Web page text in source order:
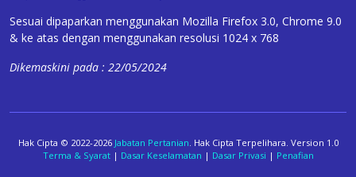
Sesuai dipaparkan menggunakan Mozilla Firefox 3.0, Chrome 9.0
& ke atas dengan menggunakan resolusi 1024 x 768
Dikemaskini pada : 22/05/2024
Hak Cipta © 2022-2026 Jabatan Pertanian. Hak Cipta Terpelihara. Version 1.0
Terma & Syarat| Dasar Keselamatan | Dasar Privasi | Penafian